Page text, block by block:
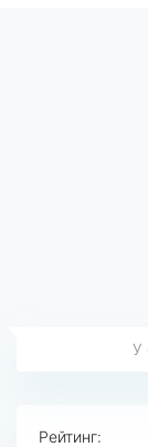
У
Рейтинг: